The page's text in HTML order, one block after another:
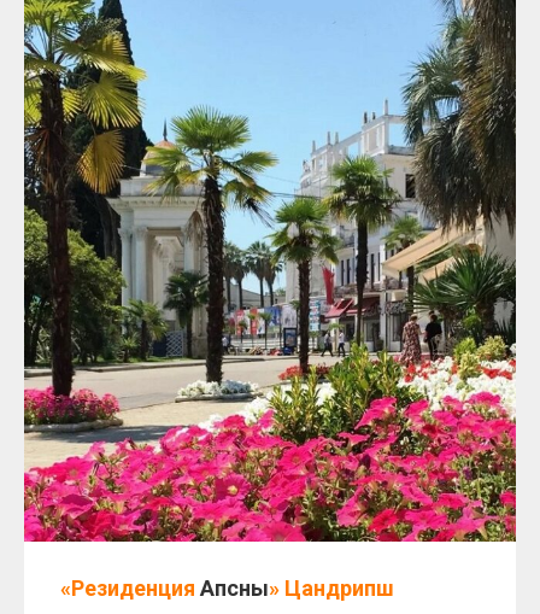
«Резиденция Апсны» Цандрипш